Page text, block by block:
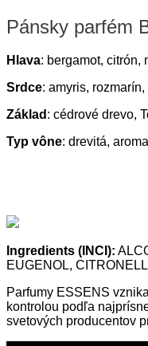
Pánsky parfém
Hlava: bergamot, citrón,
Srdce: amyris,
Základ : cédrové drevo,
Typ vône: drevitá,
Ingredients (INCI):
EUGENOL,
Parfumy ESSENS
kontrolou podľa
svetových producentov